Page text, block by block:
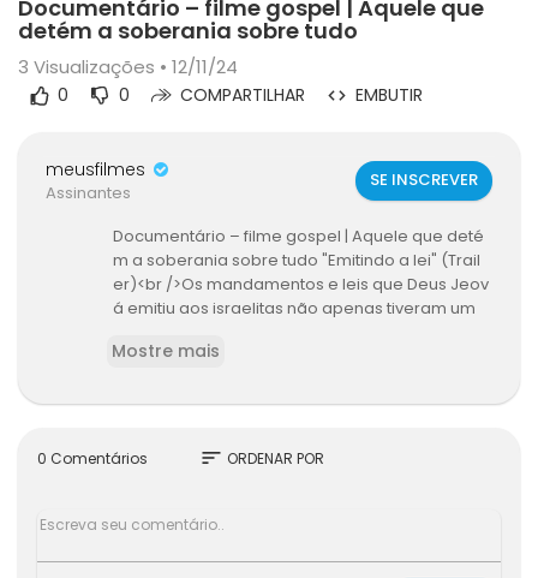
Documentário – filme gospel | Aquele que
detém a soberania sobre tudo
3 Visualizações • 12/11/24
0 0 COMPARTILHAR EMBUTIR
meusfilmes
Assinantes
SE INSCREVER
Documentário – filme gospel | Aquele que deté
m a soberania sobre tudo "Emitindo a lei" (Trail
er)<br />Os mandamentos e leis que Deus Jeov
á emitiu aos israelitas não apenas tiveram um
bém exerceram um papel crucial no estabeleci
s instituições democráticas nas sociedades hu
le que detém a soberania sobre tudo – aprese
oderoso foi criada por causa da aparição e da
a do Senhor Jesus, Cristo dos últimos dias. Ela é
Mostre mais
0 Comentários sort ORDENAR POR